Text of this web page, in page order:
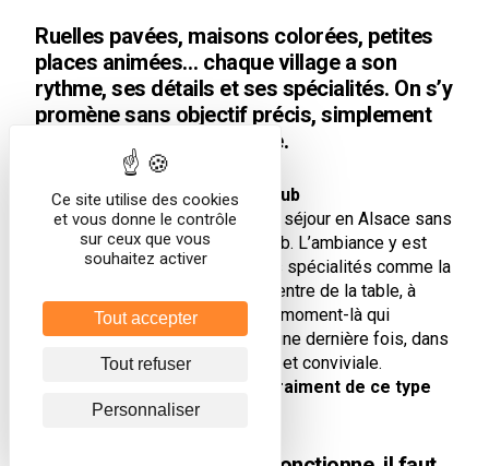
Ruelles pavées, maisons colorées, petites
places animées… chaque village a son
rythme, ses détails et ses spécialités. On s’y
promène sans objectif précis, simplement
pour prolonger l’ambiance.
Dernière pause en winstub
Impossible de terminer un séjour en Alsace sans
s’installer dans une winstub. L’ambiance y est
simple, chaleureuse, et les spécialités comme la
tarte flambée arrivent au centre de la table, à
partager. C’est souvent ce moment-là qui
rassemble tout le monde une dernière fois, dans
une atmosphère détendue et conviviale.
Où loger pour profiter vraiment de ce type
de séjour ?
Ce site utilise des cookies
et vous donne le contrôle
sur ceux que vous
souhaitez activer
Tout accepter
Tout refuser
Personnaliser